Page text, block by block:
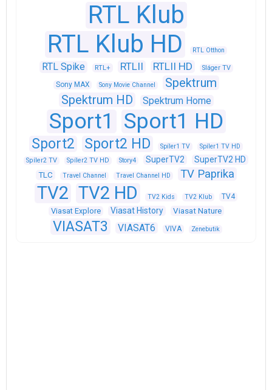
RTL Klub
RTL Klub HD
RTL Otthon
RTL Spike RTL+ RTLII RTLII HD Sláger TV
Sony MAX Sony Movie Channel
Spektrum
Spektrum HD
Spektrum Home
Sport1 Sport1 HD
Sport2 Sport2 HD Spíler1 TV
Spíler1 TV HD
Spíler2 TV
Spíler2 TV HD Story4 SuperTV2 SuperTV2 HD
TLC Travel Channel Travel Channel HD TV Paprika
TV2 TV2 HD TV2 Kids TV2 Klub TV4
Viasat Explore Viasat History Viasat Nature
VIASAT3 VIASAT6 VIVA Zenebutik